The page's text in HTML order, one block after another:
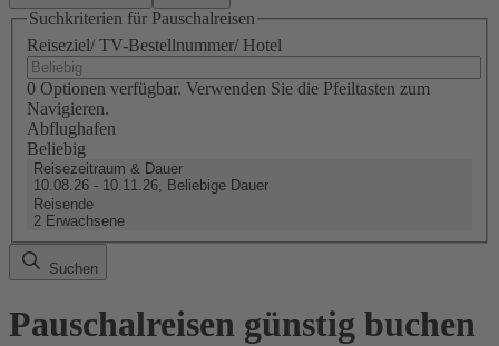
Suchkriterien für Pauschalreisen
Reiseziel/ TV-Bestellnummer/ Hotel
0 Optionen verfügbar. Verwenden Sie die Pfeiltasten zum
Navigieren.
Abflughafen
Beliebig
Reisezeitraum & Dauer
10.08.26 - 10.11.26, Beliebige Dauer
Reisende
2 Erwachsene
Suchen
Pauschalreisen günstig buchen